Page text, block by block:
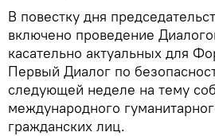
В повестку дня
включено проведение
касательно актуальных для
Первый Диалог по
следующей неделе на тему
международного
гражданских лиц.